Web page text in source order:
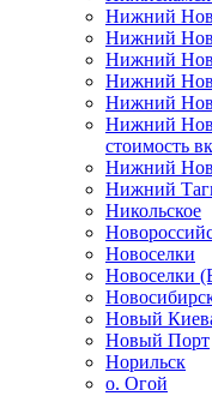
Нижний
Нижний
Нижний
Нижний
Нижний
Нижний
стоимость
Нижний
Нижний
Никольское
Новоселки
Новоселки
Новый
Новый Порт
Норильск
о. Огой